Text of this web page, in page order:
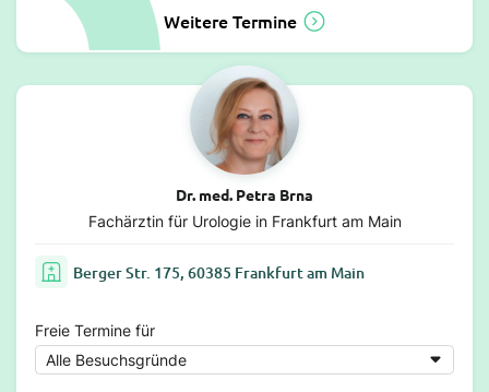
Weitere Termine
Dr. med. Petra Brna
Fachärztin für Urologie in Frankfurt am Main
Berger Str. 175, 60385 Frankfurt am Main
Freie Termine für